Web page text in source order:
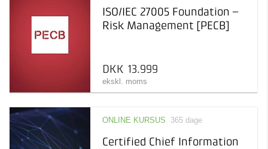
ISO/IEC 27005 Foundation –
Risk Management [PECB]
DKK 13.999
ekskl. moms
ONLINE KURSUS 365 dage
Certified Chief Information